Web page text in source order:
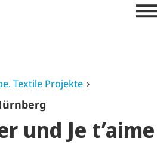
Textile Projekte
und Je t’aime